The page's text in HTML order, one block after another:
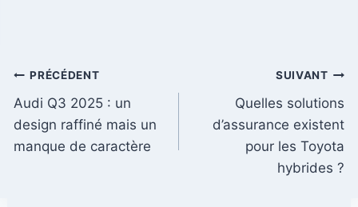
Navigation
de
l’article
PRÉCÉDENT
Audi Q3 2025 : un
design raffiné mais un
manque de caractère
SUIVANT
Quelles solutions
d’assurance existent
pour les Toyota
hybrides ?